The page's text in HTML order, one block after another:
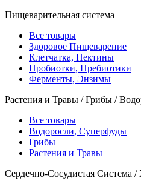
Пищеварительная система
Все товары
Здоровое Пищеварение
Клетчатка, Пектины
Пробиотки, Пребиотики
Ферменты, Энзимы
Растения и Травы / Грибы /
Все товары
Водоросли, Суперфуды
Грибы
Растения и Травы
Сердечно-Сосудистая